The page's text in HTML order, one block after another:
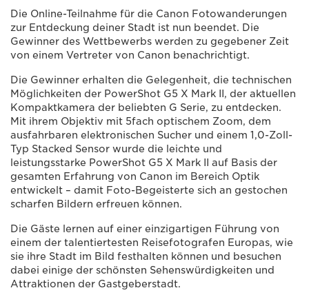
Die Online-Teilnahme für die Canon Fotowanderungen
zur Entdeckung deiner Stadt ist nun beendet. Die
Gewinner des Wettbewerbs werden zu gegebener Zeit
von einem Vertreter von Canon benachrichtigt.
Die Gewinner erhalten die Gelegenheit, die technischen
Möglichkeiten der PowerShot G5 X Mark II, der aktuellen
Kompaktkamera der beliebten G Serie, zu entdecken.
Mit ihrem Objektiv mit 5fach optischem Zoom, dem
ausfahrbaren elektronischen Sucher und einem 1,0-Zoll-
Typ Stacked Sensor wurde die leichte und
leistungsstarke PowerShot G5 X Mark II auf Basis der
gesamten Erfahrung von Canon im Bereich Optik
entwickelt – damit Foto-Begeisterte sich an gestochen
scharfen Bildern erfreuen können.
Die Gäste lernen auf einer einzigartigen Führung von
einem der talentiertesten Reisefotografen Europas, wie
sie ihre Stadt im Bild festhalten können und besuchen
dabei einige der schönsten Sehenswürdigkeiten und
Attraktionen der Gastgeberstadt.